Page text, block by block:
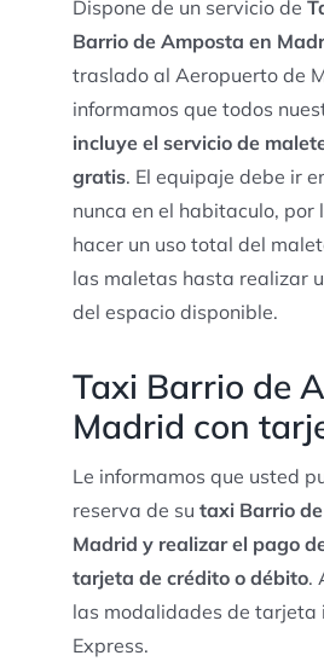
Dispone de un servicio de
Barrio de Amposta en
traslado al Aeropuerto de
informamos que todos
incluye el servicio de
gratis. El equipaje debe ir
nunca en el habitaculo,
hacer un uso total del
las maletas hasta realizar
del espacio disponible.
Taxi Barrio de
Madrid con
Le informamos que usted
reserva de su taxi Barrio
Madrid y realizar el pago
tarjeta de crédito o débito.
las modalidades de tarjeta
Express.